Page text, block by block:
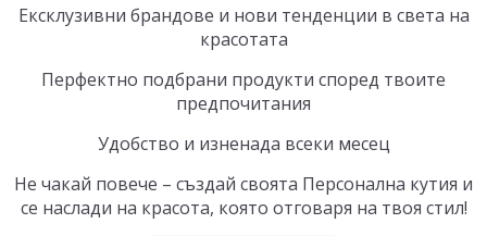
Ексклузивни брандове и нови тенденции в света на
красотата
Перфектно подбрани продукти според твоите
предпочитания
Удобство и изненада всеки месец
Не чакай повече – създай своята Персонална кутия и
се наслади на красота, която отговаря на твоя стил!